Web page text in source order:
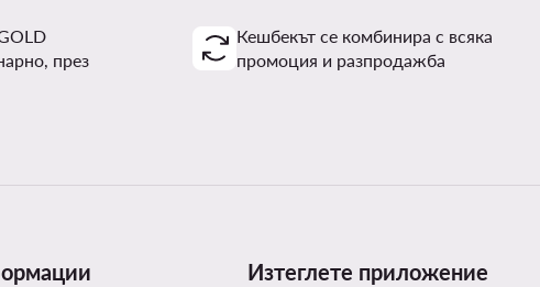
през
Кешбекът се комбинира с всяка
промоция и разпродажба
Изтеглете приложение